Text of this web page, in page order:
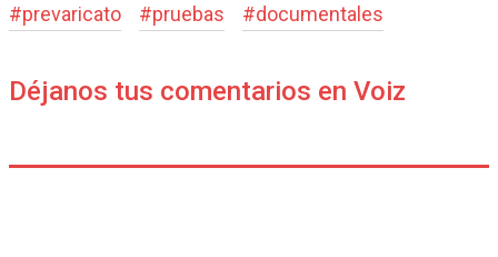
#prevaricato #pruebas #documentales
Déjanos tus comentarios en Voiz